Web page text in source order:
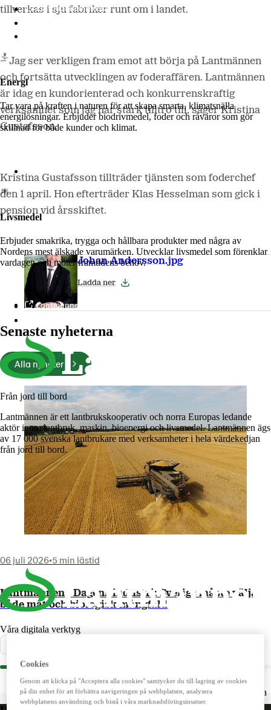
Lantmännen Maskin
Energi
Tar vara på kraften i naturen för att skapa smarta, klimatsnälla
energilösningar. Erbjuder biodrivmedel, foder och råvaror som gör
skillnad för både kunder och klimat.
Livsmedel
Erbjuder smakrika, trygga och hållbara produkter med några av
Nordens mest älskade varumärken. Utvecklar livsmedel som förenklar
vardagen och möter framtidens behov.
Lantmännen Cerealia
Från jord till bord
Lantmännen är ett lantbrukskooperativ och norra Europas ledande
aktör inom lantbruk, maskin, bioenergi och livsmedel. Lantmännen ägs
av 17 000 svenska lantbrukare med verksamheter i hela värdekedjan
från jord till bord.
Våra digitala verktyg
Detta digitala verktyg vänder sig till dig som lantbrukare. Här
handlar du spannmål, utför kassatjänster, beställer foder och
reservdelar till dina maskiner och mycket mer. Fungerar lika bra
mobilt som på datorn.
tillverkas i sju fabriker runt om i landet.
– Jag ser verkligen fram emot att börja på Lantmännen
och fortsätta utvecklingen av foderaffären. Lantmännen
är idag en kundorienterad och konkurrenskraftig
verksamhet som jag har stark tilltro till, säger Kristina
Gustafsson.
Kristina Gustafsson tillträder tjänsten som foderchef
den 1 april. Hon efterträder Klas Hesselman som gick i
pension vid årsskiftet.
Johan Andersson.jpg
Ladda ner
Senaste nyheterna
Alla nyheter
06 juli 2026•5 min lästid
Lantmännen i Dagens industri: Sverige måste välja
både mat och biologisk mångfald
Cookies
Genom att klicka på "Acceptera alla cookies" samtycker du till lagring av cookies
på din enhet för att förbättra navigeringen på webbplatsen, analysera
webbplatsens användning och bistå i våra marknadsföringsinsatser.